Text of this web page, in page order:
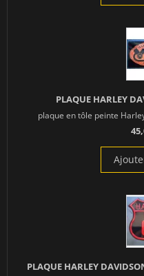
PLAQUE HARLEY
plaque en tôle peinte
PLAQUE HARLEY